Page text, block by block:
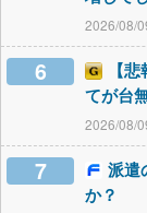
2026/08/
6
【
てが台
2026/08/
7
派遣
か？